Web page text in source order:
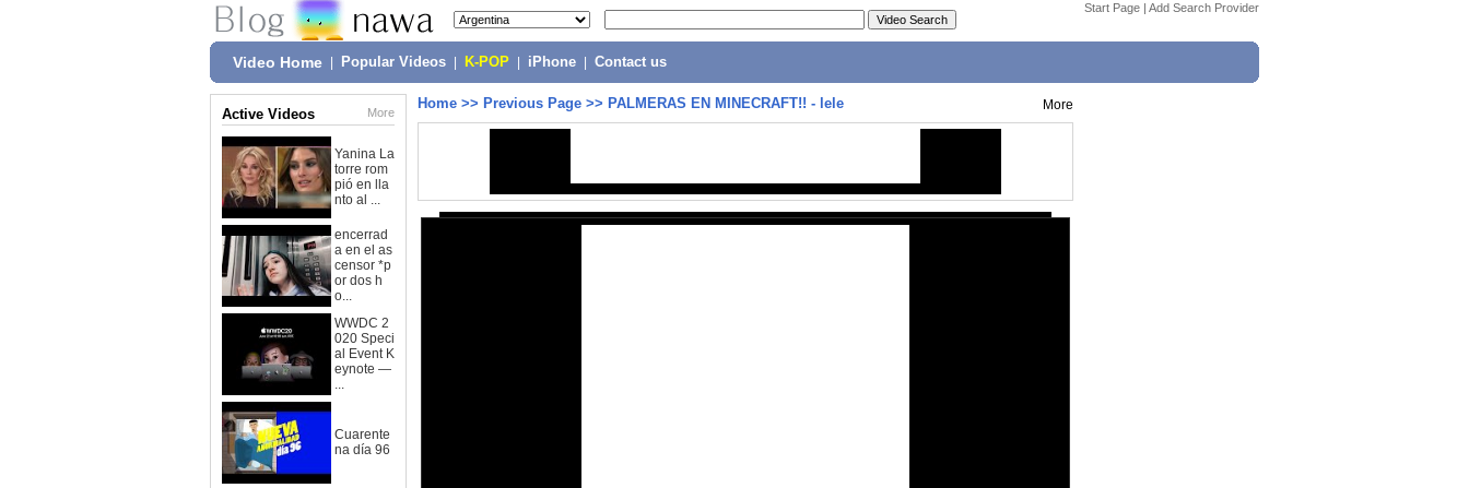
Start Page | Add Search Provider
Video Home Popular Videos K-POP iPhone Contact us
Active Videos More
Yanina La
torre rom
pió en lla
nto al ...
encerrad
a en el as
censor *p
or dos h
o...
WWDC 2
020 Speci
al Event K
eynote —
...
Cuarente
na día 96
Home >> Previous Page >> PALMERAS EN MINECRAFT!! - lele More